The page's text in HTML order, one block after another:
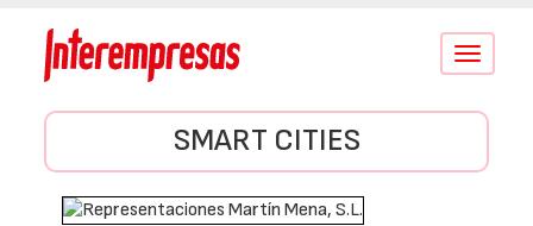
Conmutar
SMART CITIES